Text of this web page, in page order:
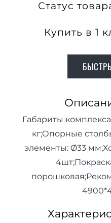
Статус
Купить в 1
Габариты
кг;Опорные
элементы: Ø33